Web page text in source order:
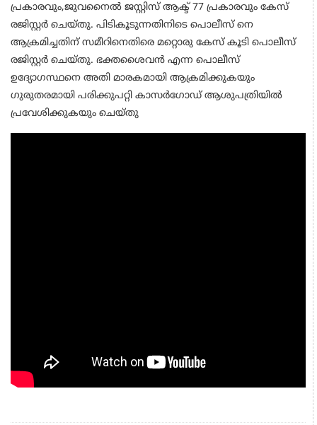
പ്രകാരവും,ജുവനൈൽ ജസ്റ്റിസ് ആക്ട് 77 പ്രകാരവും കേസ്
രജിസ്റ്റർ ചെയ്തു. പിടികൂടുന്നതിനിടെ പൊലീസ് നെ
ആക്രമിച്ചതിന് സമീറിനെതിരെ മറ്റൊരു കേസ് കൂടി പൊലീസ്
രജിസ്റ്റർ ചെയ്തു. ഭക്തശൈവൻ എന്ന പൊലീസ്
ഉദ്യോഗസ്ഥനെ അതി മാരകമായി ആക്രമിക്കുകയും
ഗുരുതരമായി പരിക്കുപറ്റി കാസർഗോഡ് ആശുപത്രിയിൽ
പ്രവേശിക്കുകയും ചെയ്തു